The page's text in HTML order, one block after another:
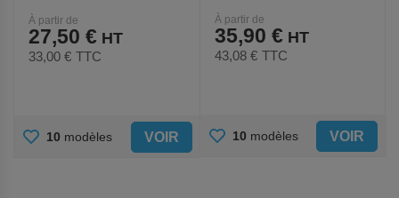
Ergomat
À partir de
27,50 €
33,00 € TTC
AJOUTER
10 modèles VOIR
Ergomat
À partir de
35,90 €
43,08 € TTC
AJOUTER
10 modèles VOIR